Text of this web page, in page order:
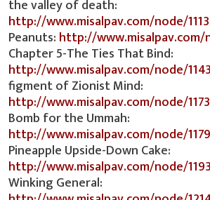
the valley of death:
http://www.misalpav.com/node/
Peanuts:http://www.misalpav.com/
Chapter 5-The Ties That Bind:
http://www.misalpav.com/node/
figment of Zionist Mind:
http://www.misalpav.com/node/
Bomb for the Ummah:
http://www.misalpav.com/node/
Pineapple Upside-Down Cake:
http://www.misalpav.com/node/
Winking General: